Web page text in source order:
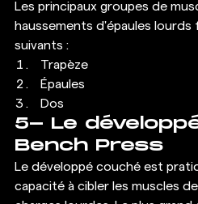
Les principaux groupes de
haussements d'épaules
suivants :
Trapèze
Épaules
Dos
5- Le
Bench Press
Le développé couché est
capacité à cibler les muscles